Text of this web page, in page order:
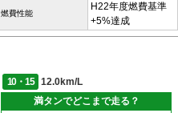
燃費性能
H22年度燃費基準
+5%達成
10・15
12.0km/L
満タンでどこまで走る？